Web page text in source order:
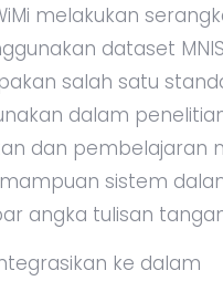
melakukan
dataset
salah satu
dalam
dan pembelajaran
sistem
angka tulisan
ke dalam